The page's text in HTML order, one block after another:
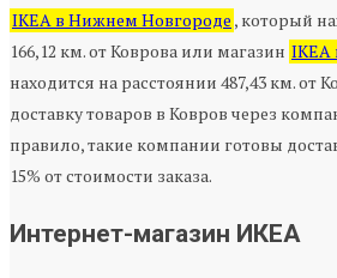
IKEA в Нижнем Новгороде , который
166,12 км. от Коврова или магазин IKEA
находится на расстоянии 487,43 км. от
доставку товаров в Ковров через
правило, такие компании готовы
15% от стоимости заказа.
Интернет-магазин ИКЕА